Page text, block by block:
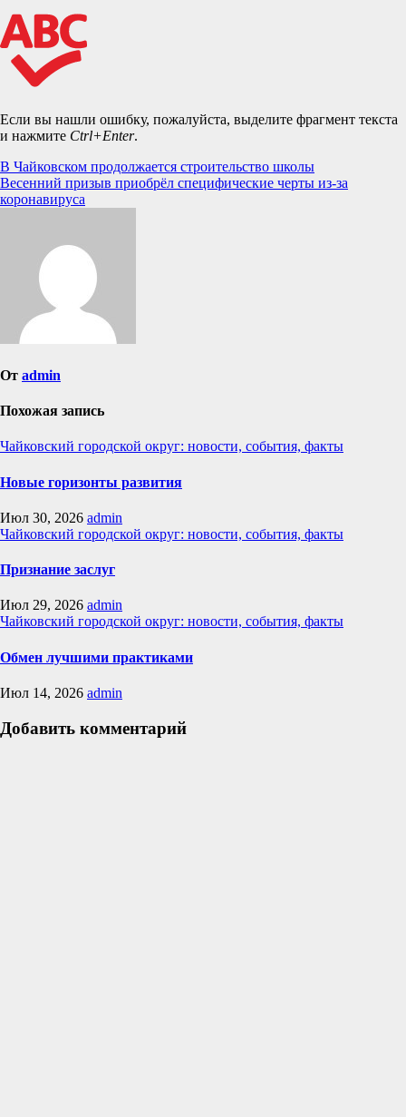
Если вы нашли ошибку, пожалуйста, выделите фрагмент текста
и нажмите Ctrl+Enter.
Навигация
по
В Чайковском продолжается строительство школы
Весенний призыв приобрёл специфические черты из-за
коронавируса
От admin
Похожая запись
Чайковский городской округ: новости, события, факты
Новые горизонты развития
Июл 30, 2026 admin
Чайковский городской округ: новости, события, факты
Признание заслуг
Июл 29, 2026 admin
Чайковский городской округ: новости, события, факты
Обмен лучшими практиками
Июл 14, 2026 admin
Добавить комментарий